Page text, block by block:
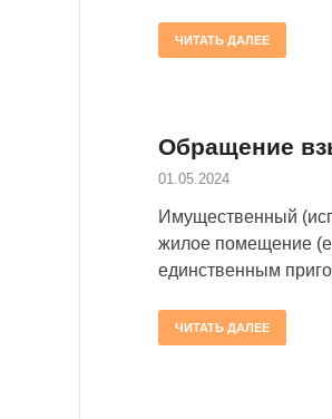
ЧИТАТЬ ДАЛЕЕ
Обращение
01.05.2024
Имущественный
жилое помещение
единственным
ЧИТАТЬ ДАЛЕЕ